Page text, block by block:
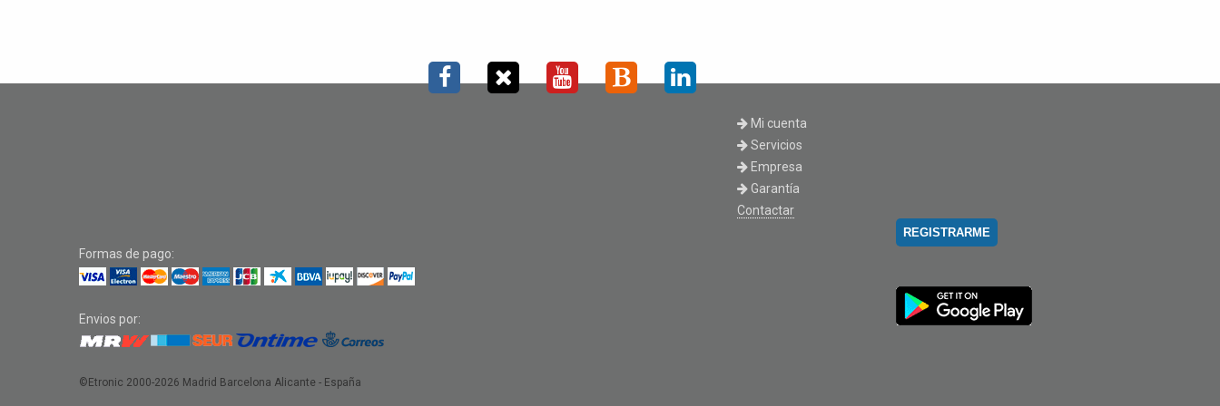
Mi cuenta
Servicios
Empresa
Garantía
Contactar
Formas de pago:
Envios por:
©Etronic 2000-2026 Madrid Barcelona Alicante - España
REGISTRARME